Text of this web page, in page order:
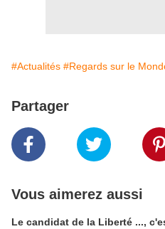
#Actualités #Regards sur le
Partager
Vous aimerez aussi
Le candidat de la Liberté ...,